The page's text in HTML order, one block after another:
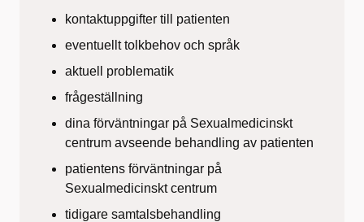
kontaktuppgifter till patienten
eventuellt tolkbehov och språk
aktuell problematik
frågeställning
dina förväntningar på Sexualmedicinskt
centrum avseende behandling av patienten
patientens förväntningar på
Sexualmedicinskt centrum
tidigare samtalsbehandling